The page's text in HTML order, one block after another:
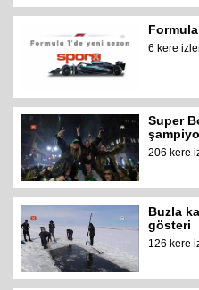
6 kere
Super
206 kere
Buzla
gösteri
126 kere